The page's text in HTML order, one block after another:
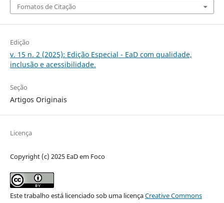
Fomatos de Citação
Edição
v. 15 n. 2 (2025): Edição Especial - EaD com qualidade,
inclusão e acessibilidade.
Seção
Artigos Originais
Licença
Copyright (c) 2025 EaD em Foco
Este trabalho está licenciado sob uma licençaCreative Commons